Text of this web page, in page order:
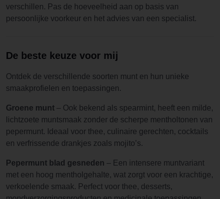
verschillen. Pas de hoeveelheid aan op basis van
persoonlijke voorkeur en het advies van een specialist.
De beste keuze voor mij
Ontdek de verschillende soorten munt en hun unieke
smaakprofielen en toepassingen.
Groene munt – Ook bekend als spearmint, heeft een milde,
lichtzoete muntsmaak zonder de scherpe mentholtonen van
pepermunt. Ideaal voor thee, culinaire gerechten, cocktails
en verfrissende drankjes zoals mojito’s.
Pepermunt blad gesneden – Een intensere muntvariant
met een hoog mentholgehalte, wat zorgt voor een krachtige,
verkoelende smaak. Perfect voor thee, desserts,